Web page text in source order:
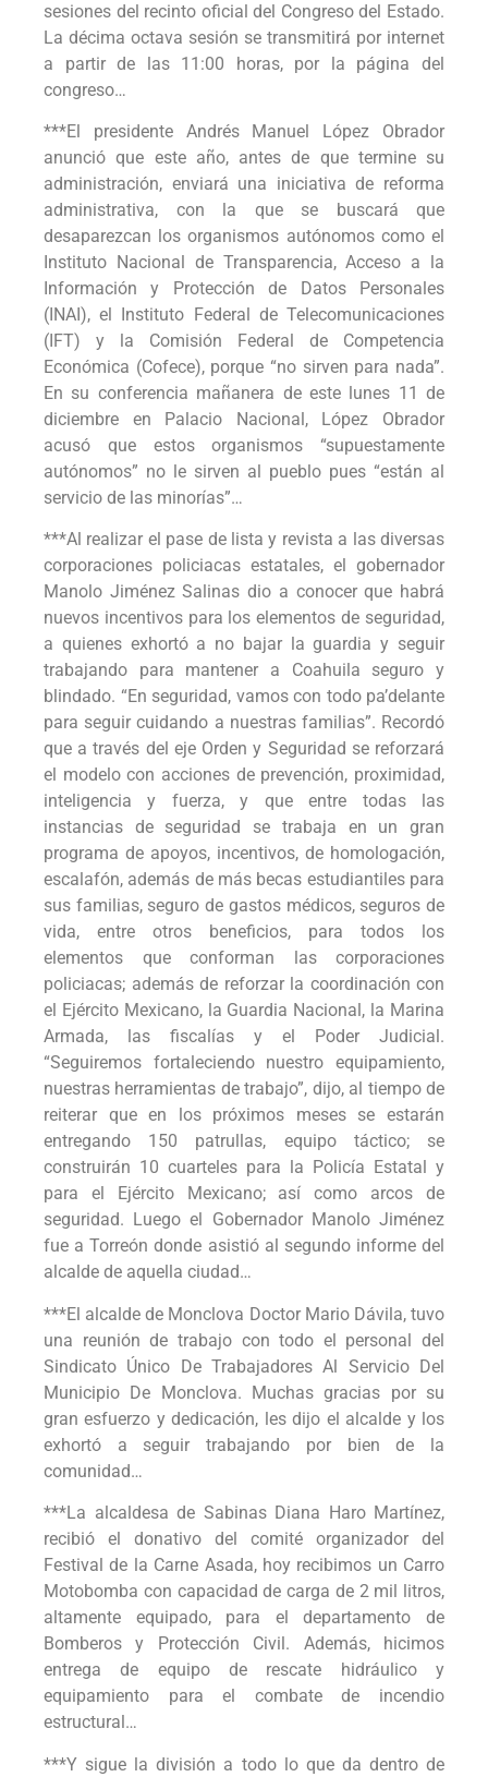
sesiones del recinto oficial del Congreso del Estado.
La décima octava sesión se transmitirá por internet
a partir de las 11:00 horas, por la página del
congreso…
***El presidente Andrés Manuel López Obrador
anunció que este año, antes de que termine su
administración, enviará una iniciativa de reforma
administrativa, con la que se buscará que
desaparezcan los organismos autónomos como el
Instituto Nacional de Transparencia, Acceso a la
Información y Protección de Datos Personales
(INAI), el Instituto Federal de Telecomunicaciones
(IFT) y la Comisión Federal de Competencia
Económica (Cofece), porque “no sirven para nada”.
En su conferencia mañanera de este lunes 11 de
diciembre en Palacio Nacional, López Obrador
acusó que estos organismos “supuestamente
autónomos” no le sirven al pueblo pues “están al
servicio de las minorías”…
***Al realizar el pase de lista y revista a las diversas
corporaciones policiacas estatales, el gobernador
Manolo Jiménez Salinas dio a conocer que habrá
nuevos incentivos para los elementos de seguridad,
a quienes exhortó a no bajar la guardia y seguir
trabajando para mantener a Coahuila seguro y
blindado. “En seguridad, vamos con todo pa’delante
para seguir cuidando a nuestras familias”. Recordó
que a través del eje Orden y Seguridad se reforzará
el modelo con acciones de prevención, proximidad,
inteligencia y fuerza, y que entre todas las
instancias de seguridad se trabaja en un gran
programa de apoyos, incentivos, de homologación,
escalafón, además de más becas estudiantiles para
sus familias, seguro de gastos médicos, seguros de
vida, entre otros beneficios, para todos los
elementos que conforman las corporaciones
policiacas; además de reforzar la coordinación con
el Ejército Mexicano, la Guardia Nacional, la Marina
Armada, las fiscalías y el Poder Judicial.
“Seguiremos fortaleciendo nuestro equipamiento,
nuestras herramientas de trabajo”, dijo, al tiempo de
reiterar que en los próximos meses se estarán
entregando 150 patrullas, equipo táctico; se
construirán 10 cuarteles para la Policía Estatal y
para el Ejército Mexicano; así como arcos de
seguridad. Luego el Gobernador Manolo Jiménez
fue a Torreón donde asistió al segundo informe del
alcalde de aquella ciudad…
***El alcalde de Monclova Doctor Mario Dávila, tuvo
una reunión de trabajo con todo el personal del
Sindicato Único De Trabajadores Al Servicio Del
Municipio De Monclova. Muchas gracias por su
gran esfuerzo y dedicación, les dijo el alcalde y los
exhortó a seguir trabajando por bien de la
comunidad…
***La alcaldesa de Sabinas Diana Haro Martínez,
recibió el donativo del comité organizador del
Festival de la Carne Asada, hoy recibimos un Carro
Motobomba con capacidad de carga de 2 mil litros,
altamente equipado, para el departamento de
Bomberos y Protección Civil. Además, hicimos
entrega de equipo de rescate hidráulico y
equipamiento para el combate de incendio
estructural…
***Y sigue la división a todo lo que da dentro de